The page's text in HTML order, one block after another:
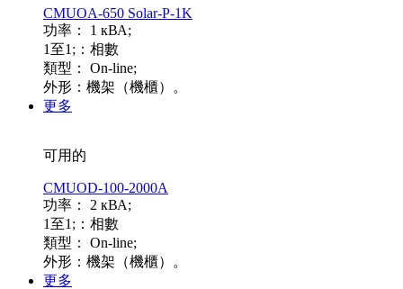
CMUOA-650 Solar-P-1K
功率： 1 кВА;
1至1;：相數
類型： On-line;
外形：機架（機櫃）。
更多
可用的
CMUOD-100-2000A
功率： 2 кВА;
1至1;：相數
類型： On-line;
外形：機架（機櫃）。
更多